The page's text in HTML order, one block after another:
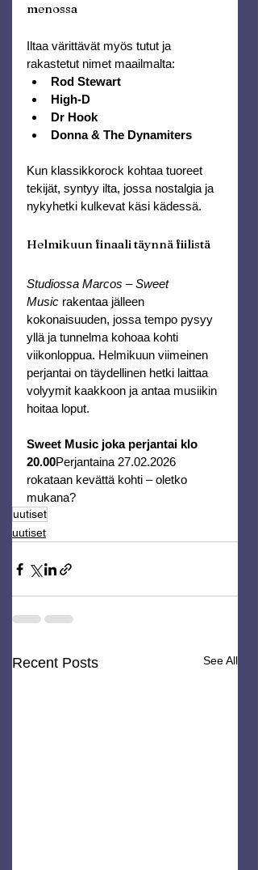
menossa
Iltaa värittävät myös tutut ja
rakastetut nimet maailmalta:
Rod Stewart
High-D
Dr Hook
Donna & The Dynamiters
Kun klassikkorock kohtaa tuoreet
tekijät, syntyy ilta, jossa nostalgia ja
nykyhetki kulkevat käsi kädessä.
Helmikuun finaali täynnä fiilistä
Studiossa Marcos – Sweet
Music rakentaa jälleen
kokonaisuuden, jossa tempo pysyy
yllä ja tunnelma kohoaa kohti
viikonloppua. Helmikuun viimeinen
perjantai on täydellinen hetki laittaa
volyymit kaakkoon ja antaa musiikin
hoitaa loput.
Sweet Music joka perjantai klo
20.00Perjantaina 27.02.2026
rokataan kevättä kohti – oletko
mukana?
uutiset
uutiset
Recent Posts See All